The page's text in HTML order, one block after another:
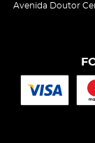
Avenida Doutor